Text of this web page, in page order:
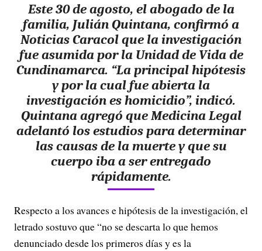
Este 30 de agosto, el abogado de la
familia, Julián Quintana, confirmó a
Noticias Caracol que la investigación
fue asumida por la Unidad de Vida de
Cundinamarca. “La principal hipótesis
y por la cual fue abierta la
investigación es homicidio”, indicó.
Quintana agregó que Medicina Legal
adelantó los estudios para determinar
las causas de la muerte y que su
cuerpo iba a ser entregado
rápidamente.
Respecto a los avances e hipótesis de la investigación, el
letrado sostuvo que “no se descarta lo que hemos
denunciado desde los primeros días y es la